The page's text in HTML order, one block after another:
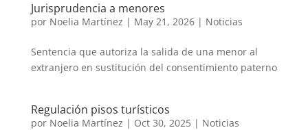
Jurisprudencia a menores
por Noelia Martínez | May 21, 2026| Noticias
Sentencia que autoriza la salida de una menor al
extranjero en sustitución del consentimiento paterno
Regulación pisos turísticos
por Noelia Martínez | Oct 30, 2025| Noticias